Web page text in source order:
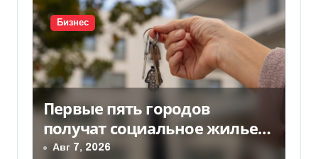
и
с
я
м
Бизнес
Первые пять городов
получат социальное жилье
за счет ЕИБ в Украине
Авг 7, 2026